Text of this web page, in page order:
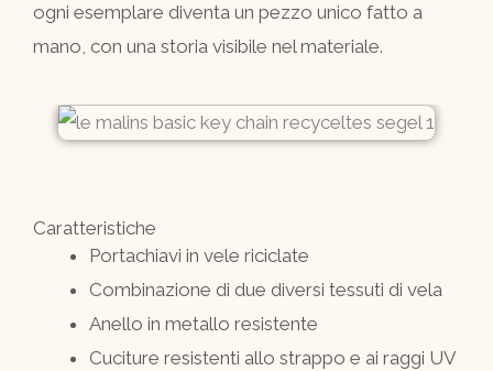
ogni esemplare diventa un pezzo unico fatto a
mano, con una storia visibile nel materiale.
Caratteristiche
Portachiavi in vele riciclate
Combinazione di due diversi tessuti di vela
Anello in metallo resistente
Cuciture resistenti allo strappo e ai raggi UV